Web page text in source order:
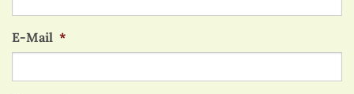
E-Mail *